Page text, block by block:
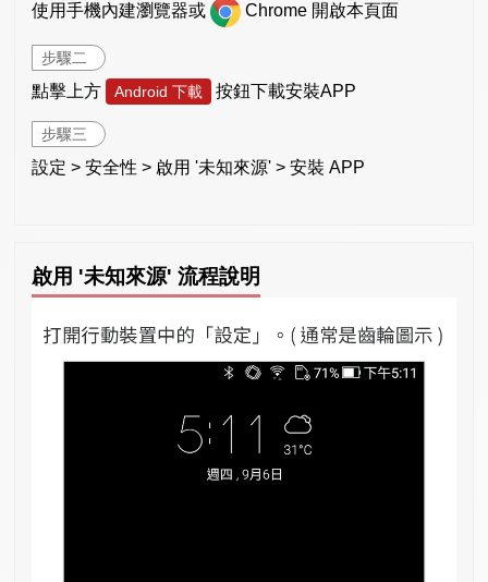
使用手機內建瀏覽器或 Chrome 開啟本頁面
步驟二
點擊上方 Android 下載 按鈕下載安裝APP
步驟三
設定 > 安全性 > 啟用 '未知來源' > 安裝 APP
啟用 '未知來源' 流程說明